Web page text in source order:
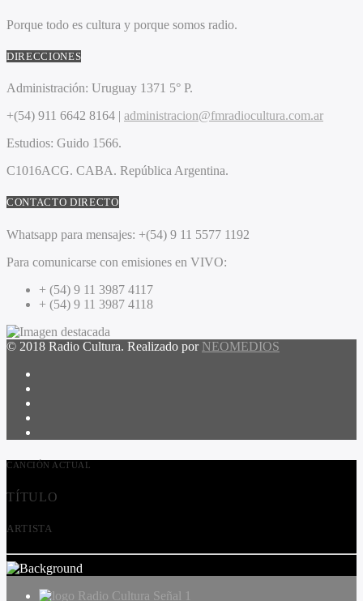
Porque todo es cultura y porque somos radio.
DIRECCIONES
Administración: Uruguay 1371 5° P.
+(54) 911 6642 8164 | administracion@fmradiocultura.com.ar
Estudios: Guido 1566.
C1016ACG. CABA. República Argentina.
CONTACTO DIRECTO
Whatsapp para mensajes: +(54) 9 11 5577 1192
Para comunicarse con emisiones en VIVO:
+ (54) 9 11 3987 4117
+ (54) 9 11 3987 4118
© 2018 Radio Cultura. Realizado por NEOMEDIOS
CANCIÓN ACTUAL
TÍTULO
ARTISTA
Radio Cultura Señal 1